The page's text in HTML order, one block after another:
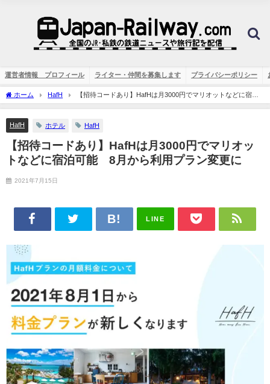
運営者情報 プロフィール ライター・仲間を募集します プライバシーポリシー
ホーム HafH
【招待コードあり】HafHは月3000円でマリオットなどに宿泊
可能 8月から利用プラン変更に
HafH ホテル HafH
【招待コードあり】HafHは月3000円でマリオッ
トなどに宿泊可能 8月から利用プラン変更に
2021年7月15日
LINE